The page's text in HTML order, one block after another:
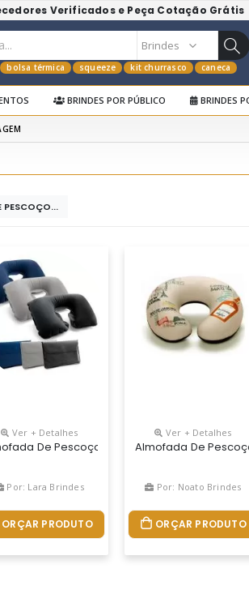
Verificados e Peça Cotação Grátis
bolsa térmica squeeze kit churrasco caneca
BRINDES POR PÚBLICO BRINDES
PESCOÇO...
De Conforto E Estilo Com Nossa
Aveludado. Fornecida Em Bolsa. Vazio: 425
Ver + Detalhes
De Pescoço Inflável Em Pvc Aveludado.
Por: Lara Brindes
ORÇAR PRODUTO
Ver + Detalhes
Almofada De
Por: Noato Brindes
ORÇAR PRODUTO